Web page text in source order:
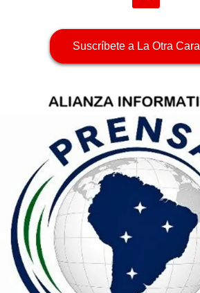
Suscríbete a La Otra Cara